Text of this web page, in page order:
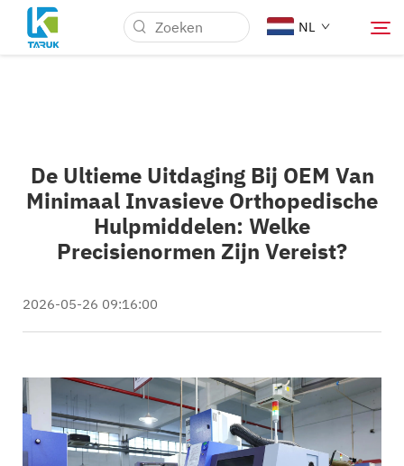
NL
Medische markten
Mogelijkheden
Over Ons
Blog
Contact
De Ultieme Uitdaging Bij OEM Van
Minimaal Invasieve Orthopedische
Hulpmiddelen: Welke
Precisienormen Zijn Vereist?
2026-05-26 09:16:00